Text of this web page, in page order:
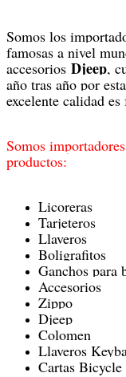
Somos los
famosas a nivel
accesorios Djeep,
año tras año por
excelente calidad
Somos
productos:
Licoreras
Tarjeteros
Llaveros
Boligrafitos
Ganchos para
Accesorios
Zippo
Djeep
Colomen
Llaveros
Cartas Bicycle